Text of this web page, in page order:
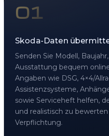
01
Skoda-Daten
Senden Sie Modell,
Ausstattung bequem
Angaben wie DSG, 4×4/
Assistenzsysteme,
sowie Serviceheft helfen,
und realistisch zu
Verpflichtung.